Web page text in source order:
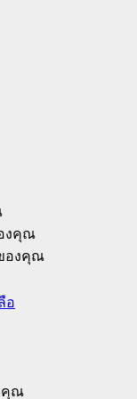
งคุณ
องคุณ
อ
คุณ